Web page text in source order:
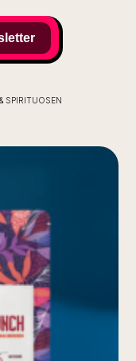
SPIRITUOSEN